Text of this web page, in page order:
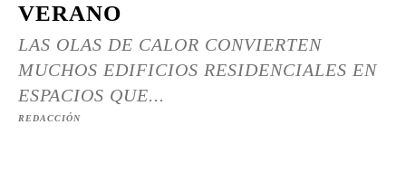
VERANO
LAS OLAS DE CALOR CONVIERTEN
MUCHOS EDIFICIOS RESIDENCIALES EN
ESPACIOS QUE...
REDACCIÓN